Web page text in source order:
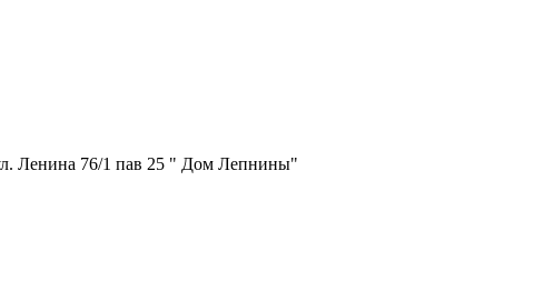
Ленина 76/1 пав 25 " Дом Лепнины"